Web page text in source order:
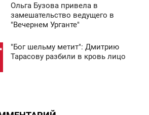
Ольга Бузова привела в
замешательство ведущего в
"Вечернем Урганте"
"Бог шельму метит": Дмитрию
Тарасову разбили в кровь лицо